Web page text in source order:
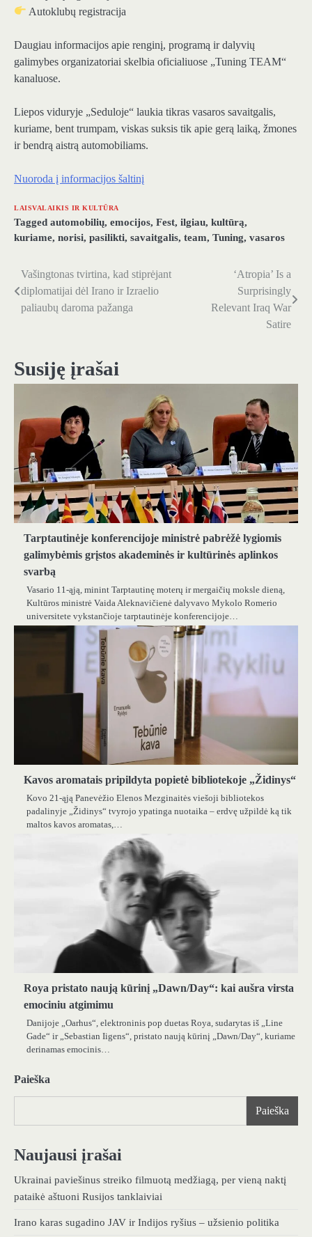
Autoklubų registracija
Daugiau informacijos apie renginį, programą ir dalyvių
galimybes organizatoriai skelbia oficialiuose „Tuning TEAM“
kanaluose.
Liepos viduryje „Seduloje“ laukia tikras vasaros savaitgalis,
kuriame, bent trumpam, viskas suksis tik apie gerą laiką, žmones
ir bendrą aistrą automobiliams.
Nuoroda į informacijos šaltinį
LAISVALAIKIS IR KULTŪRA
Tagged automobilių, emocijos, Fest, ilgiau, kultūrą,
kuriame, norisi, pasilikti, savaitgalis, team, Tuning, vasaros
Navigacija
tarp
Vašingtonas tvirtina, kad stiprėjant
diplomatijai dėl Irano ir Izraelio
paliaubų daroma pažanga
‘Atropia’ Is a
Surprisingly
Relevant Iraq War
Satire
Susiję įrašai
Tarptautinėje konferencijoje ministrė pabrėžė lygiomis
galimybėmis grįstos akademinės ir kultūrinės aplinkos
svarbą
Vasario 11-ąją, minint Tarptautinę moterų ir mergaičių moksle dieną,
Kultūros ministrė Vaida Aleknavičienė dalyvavo Mykolo Romerio
universitete vykstančioje tarptautinėje konferencijoje…
Kavos aromatais pripildyta popietė bibliotekoje „Židinys“
Kovo 21-ąją Panevėžio Elenos Mezginaitės viešoji bibliotekos
padalinyje „Židinys“ tvyrojo ypatinga nuotaika – erdvę užpildė ką tik
maltos kavos aromatas,…
Roya pristato naują kūrinį „Dawn/Day“: kai aušra virsta
emociniu atgimimu
Danijoje „Oarhus“, elektroninis pop duetas Roya, sudarytas iš „Line
Gade“ ir „Sebastian Iigens“, pristato naują kūrinį „Dawn/Day“, kuriame
derinamas emocinis…
Paieška
Paieška
Naujausi įrašai
Ukrainai paviešinus streiko filmuotą medžiagą, per vieną naktį
pataikė aštuoni Rusijos tanklaiviai
Irano karas sugadino JAV ir Indijos ryšius – užsienio politika